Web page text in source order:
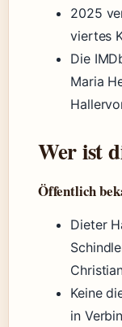
2025
viertes
Die
Maria
Wer ist
Öffentlich
Dieter
Keine
in